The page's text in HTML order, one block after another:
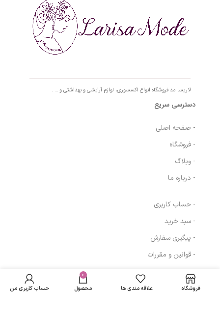
لاریسا مد فروشگاه انواع اکسسوری، لوازم آرایشی و بهداشتی و … .
دسترسی سریع
- صفحه اصلی
- فروشگاه
- وبلاگ
- درباره ما
- حساب کاربری
- سبد خرید
- پیگیری سفارش
- قوانین و مقررات
مسیرهای ارتباطیکندی مای|My
sugar candy body
تومان
باشد فروشگاه علاقه مندی ها
0
محصول حساب کاربری من